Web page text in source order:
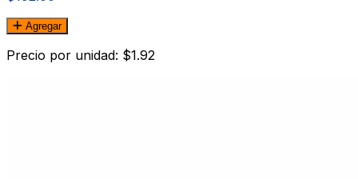
Agregar
Precio por unidad: $1.92